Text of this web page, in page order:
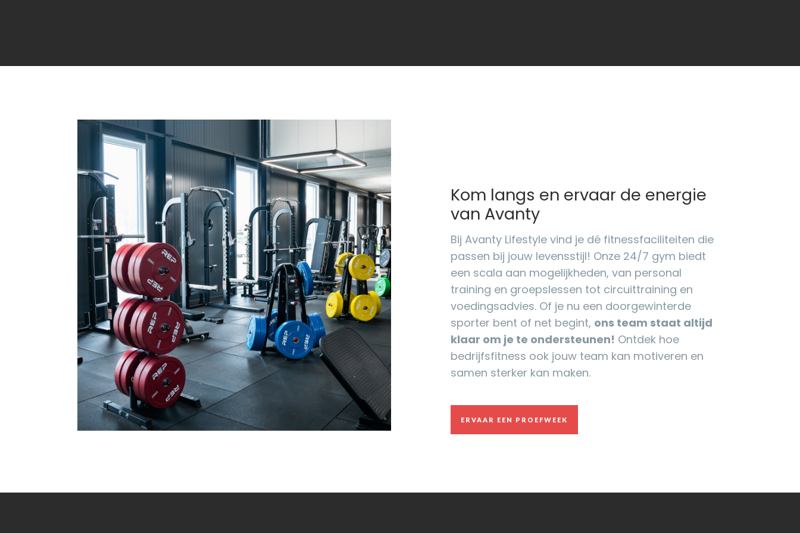
Kom langs en ervaar de energie
van Avanty
Bij Avanty Lifestyle vind je dé fitnessfaciliteiten die
passen bij jouw levensstijl! Onze 24/7 gym biedt
een scala aan mogelijkheden, van personal
training en groepslessen tot circuittraining en
voedingsadvies. Of je nu een doorgewinterde
sporter bent of net begint, ons team staat altijd
klaar om je te ondersteunen! Ontdek hoe
bedrijfsfitness ook jouw team kan motiveren en
samen sterker kan maken.
ERVAAR EEN PROEFWEEK